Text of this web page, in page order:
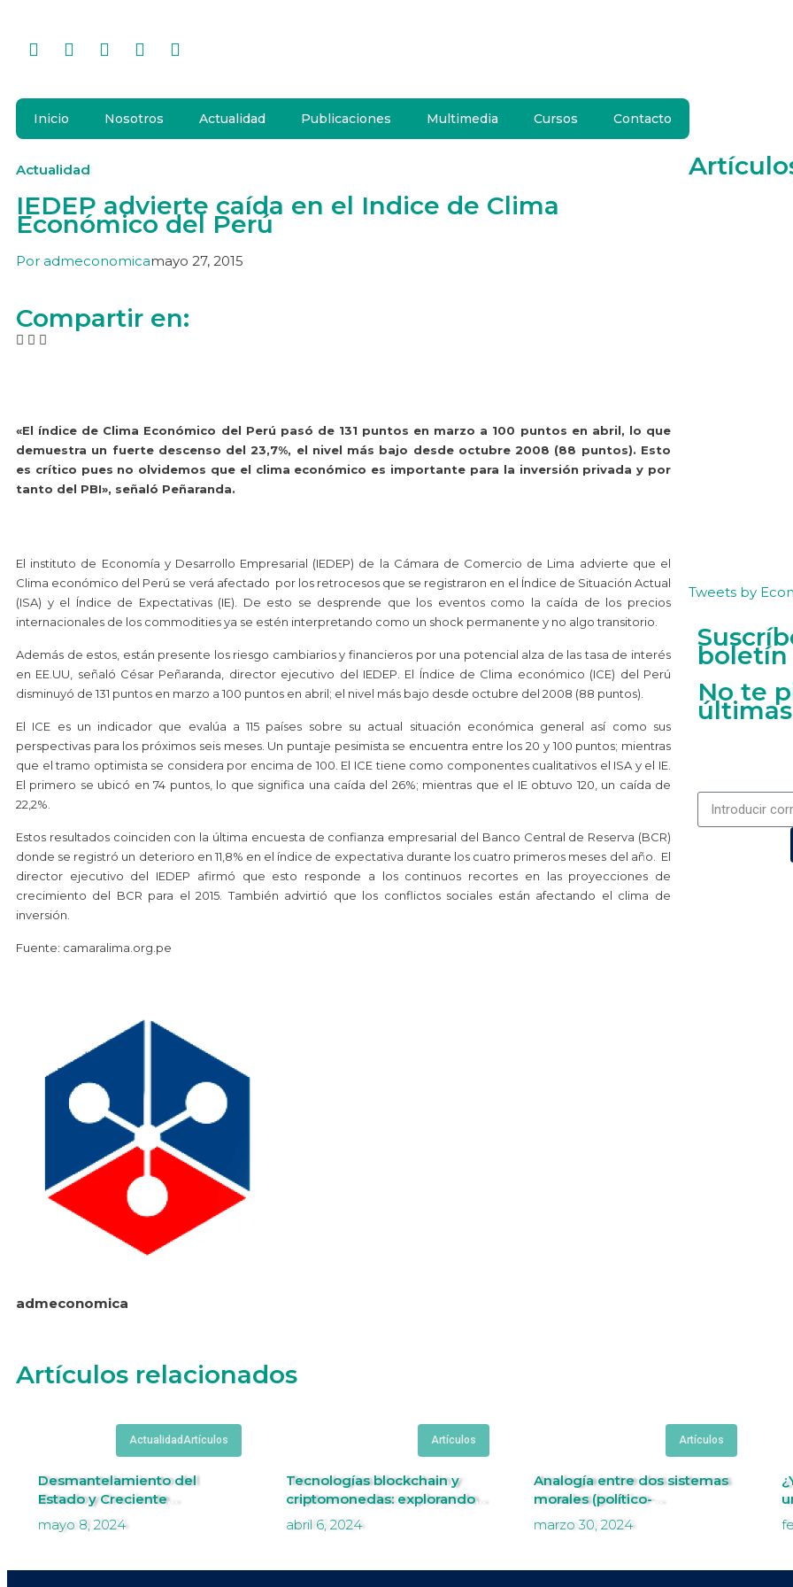
Inicio Nosotros Actualidad Publicaciones Multimedia Cursos Contacto
Actualidad
IEDEP advierte caída en el Indice de Clima
Económico del Perú
Por admeconomicamayo 27, 2015
Compartir en:
«El índice de Clima Económico del Perú pasó de 131 puntos en marzo a 100 puntos en abril, lo que
demuestra un fuerte descenso del 23,7%, el nivel más bajo desde octubre 2008 (88 puntos). Esto
es crítico pues no olvidemos que el clima económico es importante para la inversión privada y por
tanto del PBI», señaló Peñaranda.
El instituto de Economía y Desarrollo Empresarial (IEDEP) de la Cámara de Comercio de Lima advierte que el
Clima económico del Perú se verá afectado por los retrocesos que se registraron en el Índice de Situación Actual
(ISA) y el Índice de Expectativas (IE). De esto se desprende que los eventos como la caída de los precios
internacionales de los commodities ya se estén interpretando como un shock permanente y no algo transitorio.
Además de estos, están presente los riesgo cambiarios y financieros por una potencial alza de las tasa de interés
en EE.UU, señaló César Peñaranda, director ejecutivo del IEDEP. El Índice de Clima económico (ICE) del Perú
disminuyó de 131 puntos en marzo a 100 puntos en abril; el nivel más bajo desde octubre del 2008 (88 puntos).
El ICE es un indicador que evalúa a 115 países sobre su actual situación económica general así como sus
perspectivas para los próximos seis meses. Un puntaje pesimista se encuentra entre los 20 y 100 puntos; mientras
que el tramo optimista se considera por encima de 100. El ICE tiene como componentes cualitativos el ISA y el IE.
El primero se ubicó en 74 puntos, lo que significa una caída del 26%; mientras que el IE obtuvo 120, un caída de
22,2%.
Estos resultados coinciden con la última encuesta de confianza empresarial del Banco Central de Reserva (BCR)
donde se registró un deterioro en 11,8% en el índice de expectativa durante los cuatro primeros meses del año. El
director ejecutivo del IEDEP afirmó que esto responde a los continuos recortes en las proyecciones de
crecimiento del BCR para el 2015. También advirtió que los conflictos sociales están afectando el clima de
inversión.
Fuente: camaralima.org.pe
admeconomica
Tweets by
boletín
No te
Artículos relacionados
Actualidad Artículos
Desmantelamiento del
Estado y Creciente
Inseguridad: Desafíos para las
Empresas en Perú.
mayo 8, 2024
Artículos
Tecnologías blockchain y
criptomonedas: explorando
el futuro digital
abril 6, 2024
Artículos
Analogía entre dos sistemas
morales (político-
económicos): comunismo y
cristianismo
marzo 30, 2024